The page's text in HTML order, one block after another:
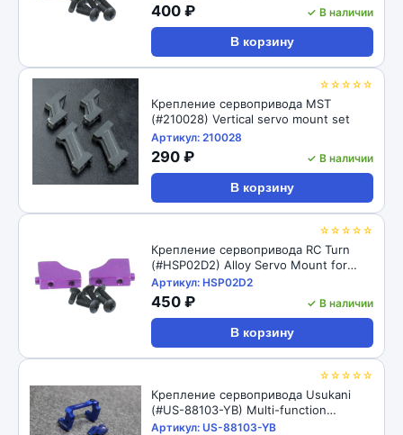
400 ₽ ✓ В наличии
В корзину
☆☆☆☆☆
Крепление сервопривода MST
(#210028) Vertical servo mount set
Артикул: 210028
290 ₽ ✓ В наличии
В корзину
☆☆☆☆☆
Крепление сервопривода RC Turn
(#HSP02D2) Alloy Servo Mount for
HSP 1/10
Артикул: HSP02D2
450 ₽ ✓ В наличии
В корзину
☆☆☆☆☆
Крепление сервопривода Usukani
(#US-88103-YB) Multi-function
Adjustable AL Servo Holder
Артикул: US-88103-YB